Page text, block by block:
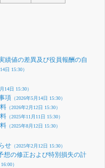
績値の差異及び役員報酬の自
日 15:30）
14日 15:30）
項 （2026年5月14日 15:30）
（2026年2月12日 15:30）
（2025年11月11日 15:30）
（2025年8月12日 15:30）
せ（2025年2月12日 15:30）
想の修正および特別損失の計
）